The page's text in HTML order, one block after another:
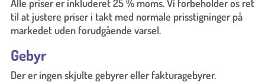
Alle priser er inkluderet 25 % moms. Vi forbeholder os ret
til at justere priser i takt med normale prisstigninger på
markedet uden forudgående varsel.
Gebyr
Der er ingen skjulte gebyrer eller fakturagebyrer.